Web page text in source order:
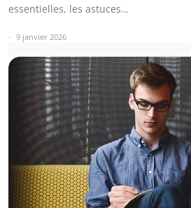
essentielles, les astuces…
9 janvier 2026